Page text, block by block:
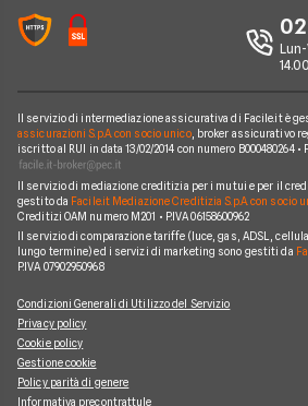
Chi siamo
Perché scegliere Facile.it
Mappa del sito
Athlon
Program
Horizon Automotive
Nissan
Peugeot
Volkswagen
14.00
Il servizio di intermediazione assicurativa di Facile.it è
assicurazioni S.p.A. con socio unico, broker assicurativo
iscritto al RUI in data 13/02/2014 con numero B000480264 •
Il servizio di mediazione creditizia per i mutui e per il
gestito da Facile.it Mediazione Creditizia S.p.A. con socio
Creditizi OAM numero M201 • P.IVA 06158600962
Il servizio di comparazione tariffe (luce, gas, ADSL,
lungo termine) ed i servizi di marketing sono gestiti da
P.IVA 07902950968
Condizioni Generali di Utilizzo del Servizio
Privacy policy
Cookie policy
Gestione cookie
Policy parità di genere
Informativa precontrattule